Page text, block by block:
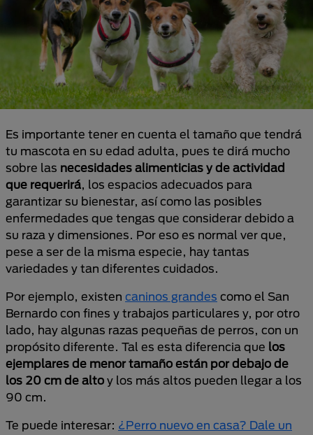
Es importante tener en cuenta el tamaño que tendrá
tu mascota en su edad adulta, pues te dirá mucho
sobre las necesidades alimenticias y de actividad
que requerirá, los espacios adecuados para
garantizar su bienestar, así como las posibles
enfermedades que tengas que considerar debido a
su raza y dimensiones. Por eso es normal ver que,
pese a ser de la misma especie, hay tantas
variedades y tan diferentes cuidados.
Por ejemplo, existen caninos grandes como el San
Bernardo con fines y trabajos particulares y, por otro
lado, hay algunas razas pequeñas de perros, con un
propósito diferente. Tal es esta diferencia que los
ejemplares de menor tamaño están por debajo de
los 20 cm de alto y los más altos pueden llegar a los
90 cm.
Te puede interesar: ¿Perro nuevo en casa? Dale un